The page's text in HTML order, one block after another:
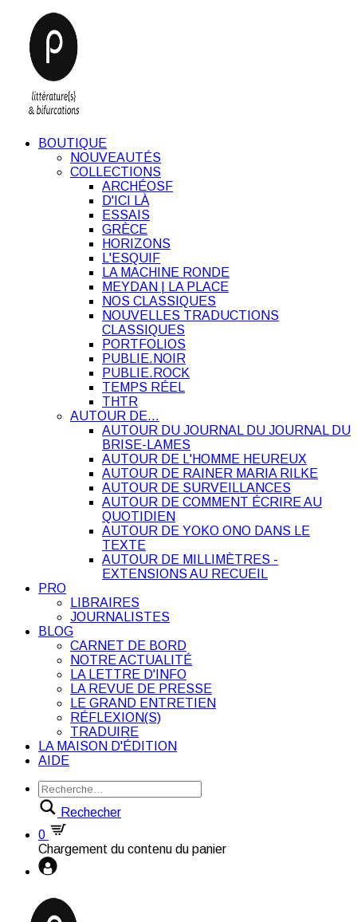
BOUTIQUE
NOUVEAUTÉS
COLLECTIONS
ARCHÉOSF
D'ICI LÀ
ESSAIS
GRÈCE
HORIZONS
L'ESQUIF
LA MACHINE RONDE
MEYDAN | LA PLACE
NOS CLASSIQUES
NOUVELLES TRADUCTIONS
CLASSIQUES
PORTFOLIOS
PUBLIE.NOIR
PUBLIE.ROCK
TEMPS RÉEL
THTR
AUTOUR DE…
AUTOUR DU JOURNAL DU JOURNAL DU
BRISE-LAMES
AUTOUR DE L'HOMME HEUREUX
AUTOUR DE RAINER MARIA RILKE
AUTOUR DE SURVEILLANCES
AUTOUR DE COMMENT ÉCRIRE AU
QUOTIDIEN
AUTOUR DE YOKO ONO DANS LE
TEXTE
AUTOUR DE MILLIMÈTRES -
EXTENSIONS AU RECUEIL
PRO
LIBRAIRES
JOURNALISTES
BLOG
CARNET DE BORD
NOTRE ACTUALITÉ
LA LETTRE D'INFO
LA REVUE DE PRESSE
LE GRAND ENTRETIEN
RÉFLEXION(S)
TRADUIRE
LA MAISON D'ÉDITION
AIDE
Rechecher
0
Chargement du contenu du panier